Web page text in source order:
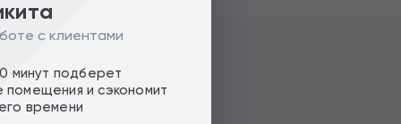
с клиентами
минут подберет
и сэкономит
времени